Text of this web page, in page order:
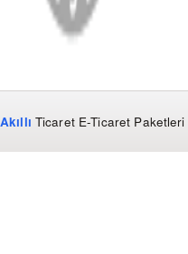
Akıllı Ticaret E-Ticaret Paketleri